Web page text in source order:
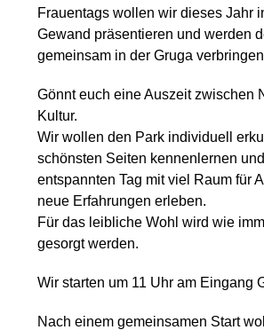
Frauentags wollen wir dieses Jahr
Gewand präsentieren und werden
gemeinsam in der Gruga
Gönnt euch eine Auszeit zwischen
Kultur.
Wir wollen den Park individuell
schönsten Seiten kennenlernen
entspannten Tag mit viel Raum für
neue Erfahrungen erleben.
Für das leibliche Wohl wird wie
gesorgt werden.
Wir starten um 11 Uhr am Eingang
Nach einem gemeinsamen Start